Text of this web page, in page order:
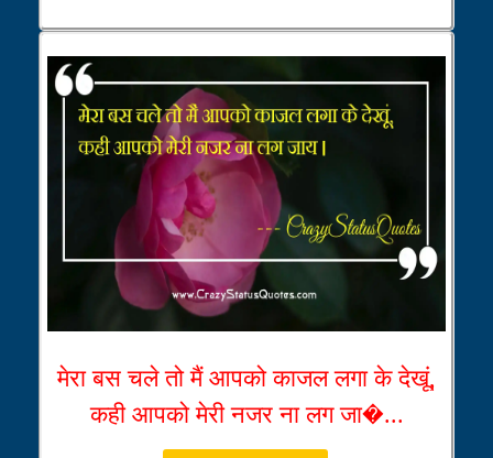
मेरा बस चले तो मैं आपको काजल लगा के देखूं,
कही आपको मेरी नजर ना लग जा�...